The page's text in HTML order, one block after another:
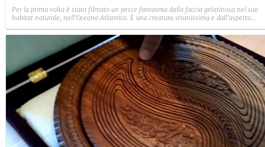
Per la prima volta è stato filmato un pesce fantasma dalla faccia gelatinosa nel suo
habitat naturale, nell'Oceano Atlantico. È una creatura stranissima e dall'aspetto